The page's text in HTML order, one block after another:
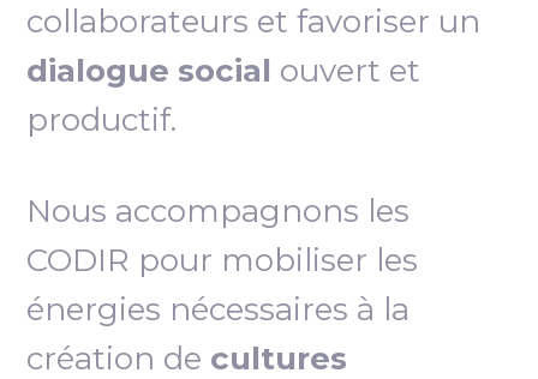
collaborateurs et favoriser un
dialogue social ouvert et
productif.
Nous accompagnons les
CODIR pour mobiliser les
énergies nécessaires à la
création de cultures